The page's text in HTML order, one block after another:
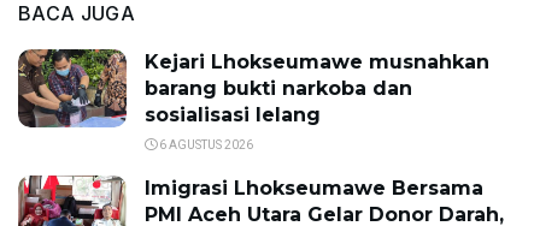
BACA JUGA
Kejari Lhokseumawe musnahkan
barang bukti narkoba dan
sosialisasi lelang
6 AGUSTUS 2026
Imigrasi Lhokseumawe Bersama
PMI Aceh Utara Gelar Donor Darah,